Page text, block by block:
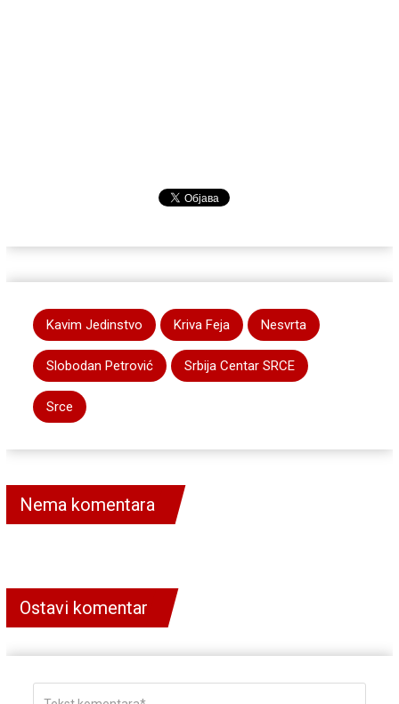
Kavim Jedinstvo Kriva Feja Nesvrta
Slobodan Petrović Srbija Centar SRCE
Srce
Nema komentara
Ostavi komentar